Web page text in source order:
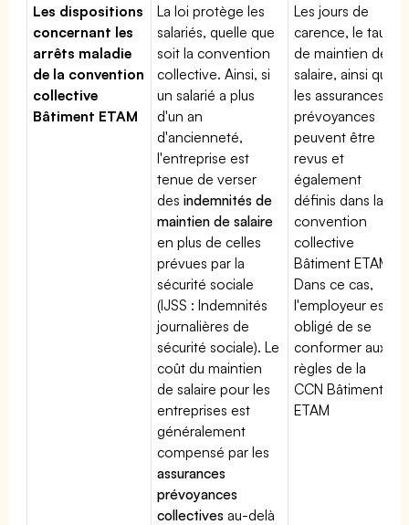
Les dispositions
concernant les
arrêts maladie
de la convention
collective
Bâtiment ETAM
La loi protège les
salariés, quelle que
soit la convention
collective. Ainsi, si
un salarié a plus
d'un an
d'ancienneté,
l'entreprise est
tenue de verser
desindemnités de
maintien de salaire
en plus de celles
prévues par la
sécurité sociale
(IJSS : Indemnités
journalières de
sécurité sociale). Le
coût du maintien
de salaire pour les
entreprises est
généralement
compensé par les
assurances
prévoyances
collectives au-delà
Les jours de
carence, le taux
de maintien de
salaire, ainsi que
les assurances
prévoyances
peuvent être
revus et
également
définis dans la
convention
collective
Bâtiment ETAM.
Dans ce cas,
l'employeur est
obligé de se
conformer aux
règles de la
CCN Bâtiment
ETAM